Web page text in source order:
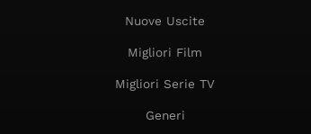
Nuove Uscite
Migliori Film
Migliori Serie TV
Generi